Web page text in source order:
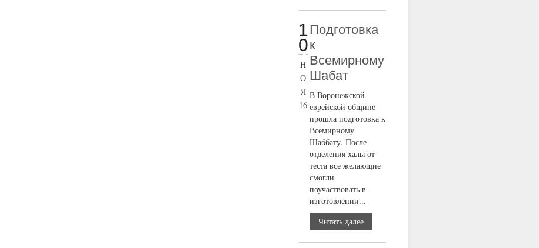
1
0
Н
О
Я
16
Подготовка
к
Всемирному
Шабат
В Воронежской
еврейской общине
прошла подготовка к
Всемирному
Шаббату. После
отделения халы от
теста все желающие
смогли
поучаствовать в
изготовлении...
Читать далее